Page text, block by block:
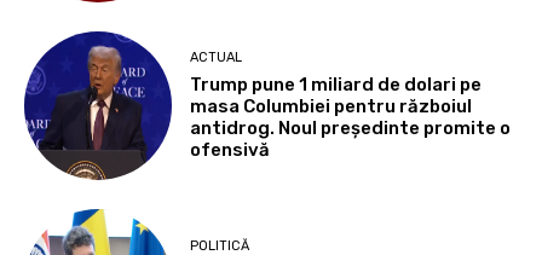
ACTUAL
Trump pune 1 miliard de dolari pe
masa Columbiei pentru războiul
antidrog. Noul președinte promite o
ofensivă
POLITICĂ